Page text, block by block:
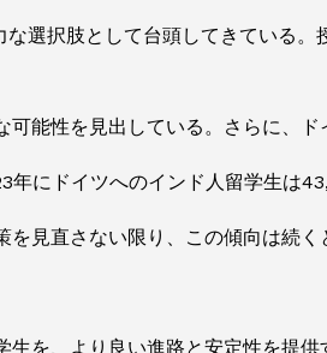
選択肢として台頭してきている
能性を見出している。さらに、
年にドイツへのインド人留学生は
見直さない限り、この傾向は続く
生を、より良い進路と安定性を提